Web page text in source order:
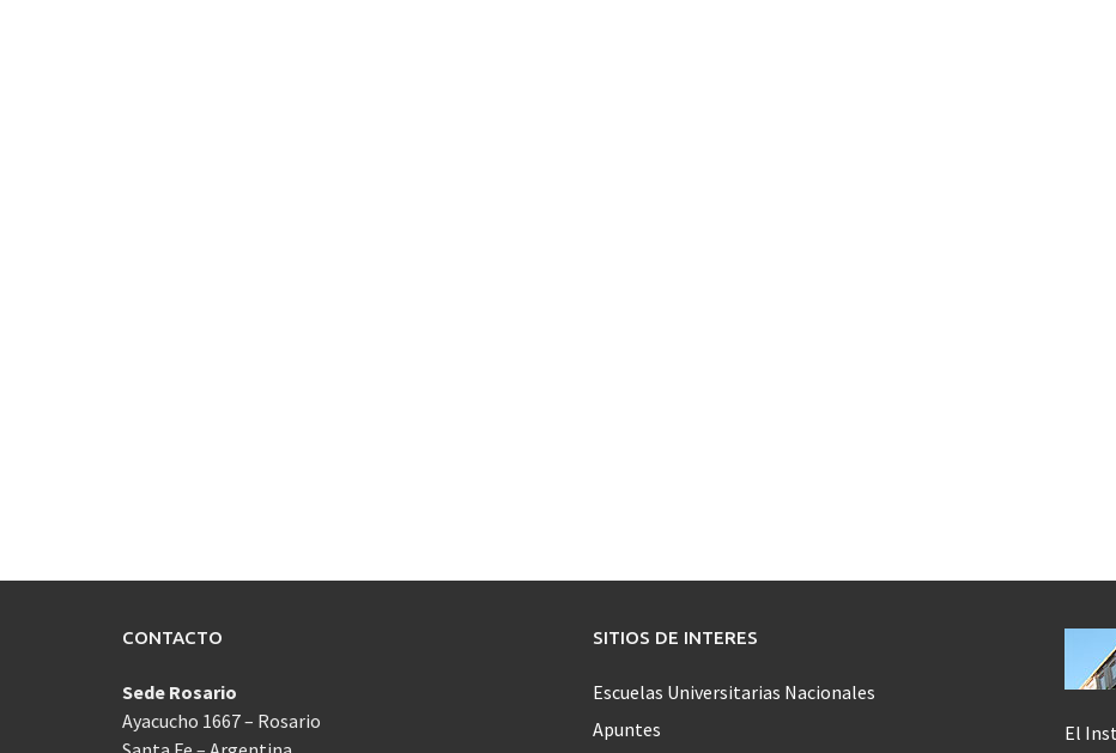
CONTACTO
Sede Rosario
Ayacucho 1667 – Rosario
SITIOS DE INTERES
Escuelas Universitarias Nacionales
Apuntes
El